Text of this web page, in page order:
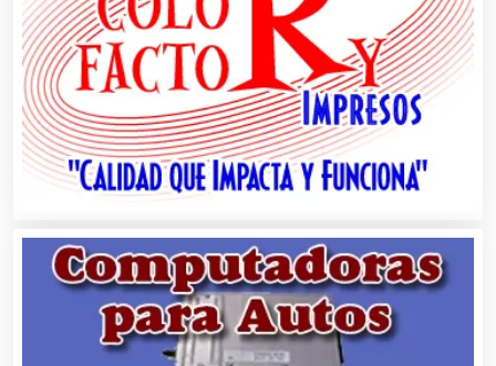
Artículos para el Hogar
Artículos para Regalos
Artículos Personales
Artículos Publicitarios